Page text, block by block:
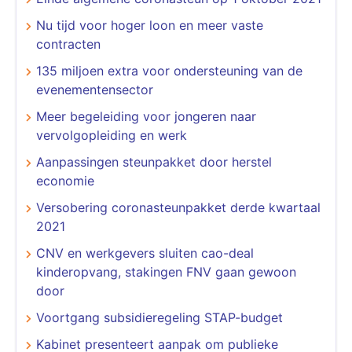
Nu tijd voor hoger loon en meer vaste
contracten
135 miljoen extra voor ondersteuning van de
evenementensector
Meer begeleiding voor jongeren naar
vervolgopleiding en werk
Aanpassingen steunpakket door herstel
economie
Versobering coronasteunpakket derde kwartaal
2021
CNV en werkgevers sluiten cao-deal
kinderopvang, stakingen FNV gaan gewoon
door
Voortgang subsidieregeling STAP-budget
Kabinet presenteert aanpak om publieke